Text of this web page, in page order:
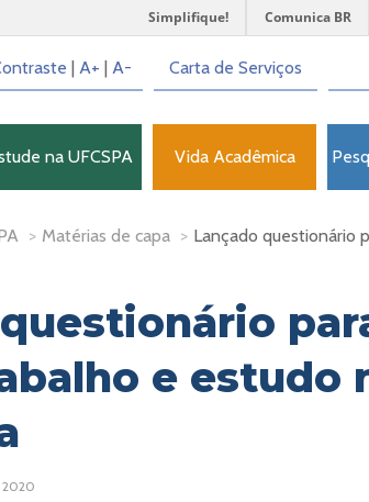
Simplifique! Comunica BR
| A+ | A- Carta de Serviços
na UFCSPA Vida Acadêmica
> Matérias de capa > Lançado questionário
e estudo
2020